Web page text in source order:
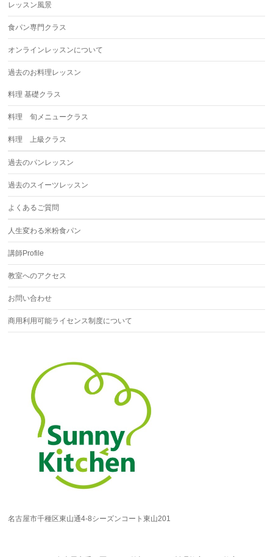
レッスン風景
食パン専門クラス
オンラインレッスンについて
過去のお料理レッスン
料理 基礎クラス
料理 旬メニュークラス
料理 上級クラス
過去のパンレッスン
過去のスイーツレッスン
よくあるご質問
人生変わる米粉食パン
講師Profile
教室へのアクセス
お問い合わせ
商用利用可能ライセンス制度について
名古屋市千種区東山通4-8シーズンコート東山201